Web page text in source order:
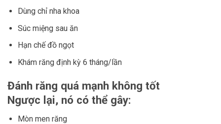
Dùng chỉ nha khoa
Súc miệng sau ăn
Hạn chế đồ ngọt
Khám răng định kỳ 6 tháng/lần
Đánh răng quá mạnh không tốt
Ngược lại, nó có thể gây:
Mòn men răng